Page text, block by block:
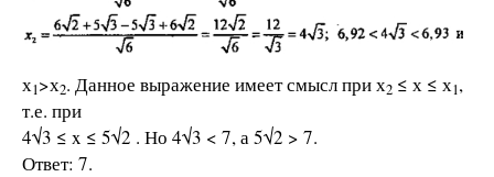
х1>х2. Данное выражение имеет смысл при х2 ≤ х ≤ х1,
т.е. при
4√3 ≤ x ≤ 5√2 . Но 4√3 < 7, а 5√2 > 7.
Ответ: 7.